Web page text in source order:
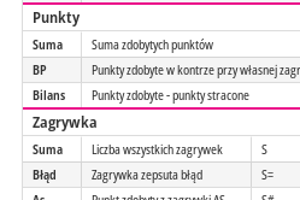
Punkty
Suma
Suma zdobytych punktów
BP
Punkty zdobyte w kontrze przy własnej
Bilans
Punkty zdobyte - punkty stracone
Zagrywka
Suma Liczba wszystkich zagrywek
S
Błąd
Zagrywka zepsuta błąd
S=